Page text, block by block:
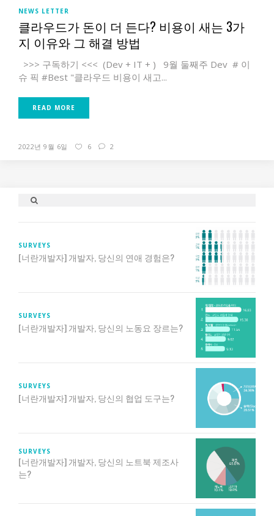
NEWS LETTER
클라우드가 돈이 더 든다? 비용이 새는 3가
지 이유와 그 해결 방법
>>> 구독하기 <<< (Dev + IT + ) 9월 둘째주 Dev # 이
슈 픽 #Best "클라우드 비용이 새고...
READ MORE
2022년 9월 6일 6 2
SURVEYS
[너란개발자] 개발자, 당신의 연애 경험은?
SURVEYS
[너란개발자] 개발자, 당신의 노동요 장르는?
SURVEYS
[너란개발자] 개발자, 당신의 협업 도구는?
SURVEYS
[너란개발자] 개발자, 당신의 노트북 제조사
는?